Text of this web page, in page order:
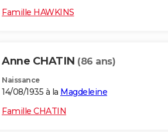
Famille HAWKINS
Anne CHATIN (86 ans)
Naissance
14/08/1935 à la Magdeleine
Famille CHATIN